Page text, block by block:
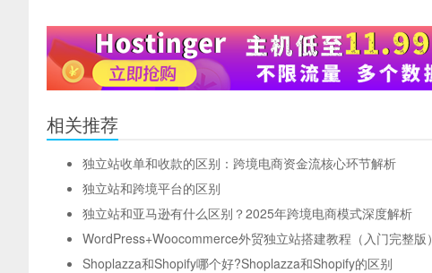
相关推荐
独立站收单和收款的区别：跨境电商资金流核心环节解析
独立站和跨境平台的区别
独立站和亚马逊有什么区别？2025年跨境电商模式深度解析
WordPress+Woocommerce外贸独立站搭建教程（入门完整版）
Shoplazza和Shopify哪个好?Shoplazza和Shopify的区别